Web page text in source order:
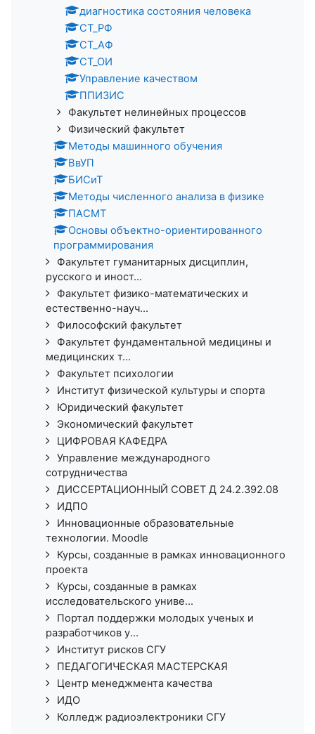
диагностика состояния человека
СТ_РФ
СТ_АФ
СТ_ОИ
Управление качеством
ППИЗИС
Факультет нелинейных процессов
Физический факультет
Методы машинного обучения
ВвУП
БИСиТ
Методы численного анализа в физике
ПАСМТ
Основы объектно-ориентированного
программирования
Факультет гуманитарных дисциплин,
русского и иност...
Факультет физико-математических и
естественно-науч...
Философский факультет
Факультет фундаментальной медицины и
медицинских т...
Факультет психологии
Институт физической культуры и спорта
Юридический факультет
Экономический факультет
ЦИФРОВАЯ КАФЕДРА
Управление международного
сотрудничества
ДИССЕРТАЦИОННЫЙ СОВЕТ Д 24.2.392.08
ИДПО
Инновационные образовательные
технологии. Moodle
Курсы, созданные в рамках инновационного
проекта
Курсы, созданные в рамках
исследовательского униве...
Портал поддержки молодых ученых и
разработчиков у...
Институт рисков СГУ
ПЕДАГОГИЧЕСКАЯ МАСТЕРСКАЯ
Центр менеджмента качества
ИДО
Колледж радиоэлектроники СГУ